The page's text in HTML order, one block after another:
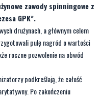
zawody spinningowe z
GPK”.
drużynach, a głównym celem
pulę nagród o wartości
roczne pozwolenie na obwód
podkreślają, że całość
Po zakończeniu